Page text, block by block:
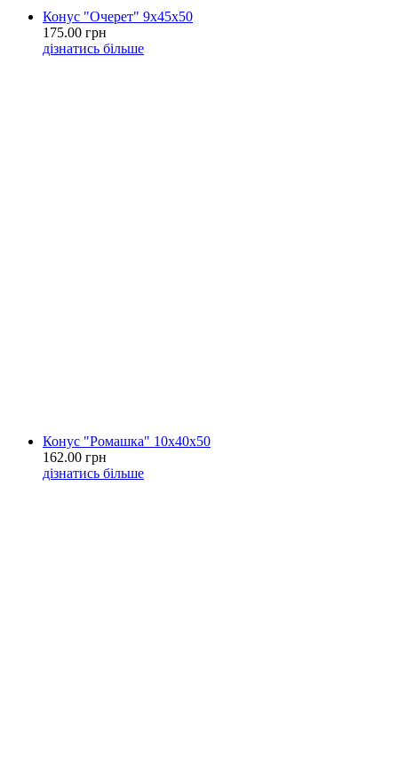
Конус "Очерет" 9х45х50
175.00 грн
дізнатись більше
Конус "Ромашка" 10х40х50
162.00 грн
дізнатись більше